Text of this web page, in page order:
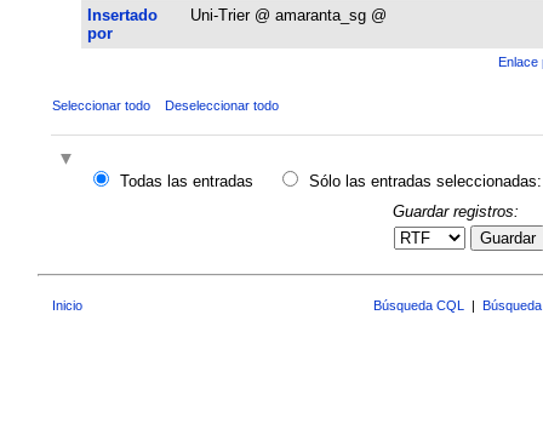
Insertado
por
Uni-Trier @ amaranta_sg @
Enlace
Seleccionar todo Deseleccionar todo
Todas las entradas
Sólo las entradas seleccionadas:
Guardar registros:
Guardar
Inicio Búsqueda CQL